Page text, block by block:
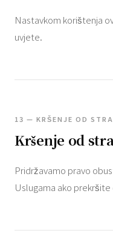
Nastavkom korištenja
uvjete.
13 — KRŠENJE OD
Kršenje od
Pridržavamo pravo
Uslugama ako